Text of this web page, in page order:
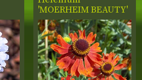
'MOERHEIM BEAUTY'